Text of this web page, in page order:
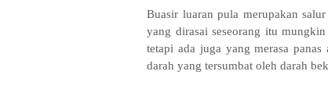
Buasir luaran pula merupakan
yang dirasai seseorang itu
tetapi ada juga yang merasa
darah yang tersumbat oleh darah